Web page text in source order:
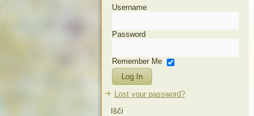
Username
Password
Remember Me
Lost your password?
Išči